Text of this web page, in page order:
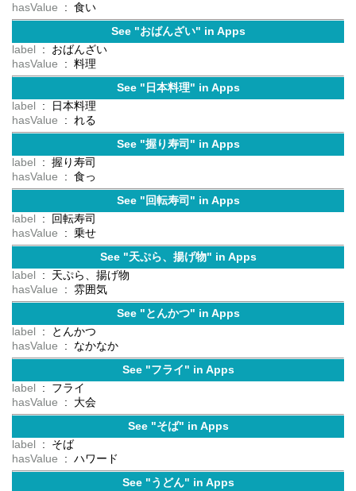
hasValue
: 食い
See "おばんざい" in Apps
label
: おばんざい
hasValue
: 料理
See "日本料理" in Apps
label
: 日本料理
hasValue
: れる
See "握り寿司" in Apps
label
: 握り寿司
hasValue
: 食っ
See "回転寿司" in Apps
label
: 回転寿司
hasValue
: 乗せ
See "天ぷら、揚げ物" in Apps
label
: 天ぷら、揚げ物
hasValue
: 雰囲気
See "とんかつ" in Apps
label
: とんかつ
hasValue
: なかなか
See "フライ" in Apps
label
: フライ
hasValue
: 大会
See "そば" in Apps
label
: そば
hasValue
: ハワード
See "うどん" in Apps